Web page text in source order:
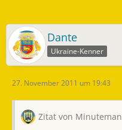
Dante
Ukraine-Kenner
27. November 2011 um 19:43
Zitat von Minuteman